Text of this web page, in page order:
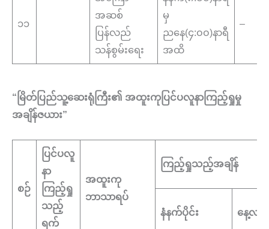
၁၁
အဆစ်
ပြန်လည်
သန်စွမ်းရေး
မှ
ညနေ(၄:၀၀)နာရီ
အထိ
–
“ မြိတ်ပြည်သူ့ဆေးရုံကြီး၏ အထူးကုပြင်ပလူနာကြည့်ရှုမှု
အချိန်ဇယား”
စဉ်
ပြင်ပလူ
နာ
ကြည့်ရှု
သည့်
ရက်
အထူးကု
ဘာသာရပ်
ကြည့်ရှုသည့်အချိန်
နံနက်ပိုင်း နေ့လည်